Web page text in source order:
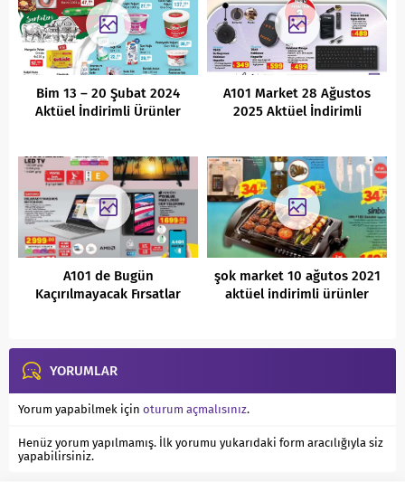
Bim 13 – 20 Şubat 2024
Aktüel İndirimli Ürünler
A101 Market 28 Ağustos
2025 Aktüel İndirimli
A101 de Bugün
Kaçırılmayacak Fırsatlar
şok market 10 ağutos 2021
aktüel indirimli ürünler
YORUMLAR
Yorum yapabilmek için oturum açmalısınız.
Henüz yorum yapılmamış. İlk yorumu yukarıdaki form aracılığıyla siz
yapabilirsiniz.